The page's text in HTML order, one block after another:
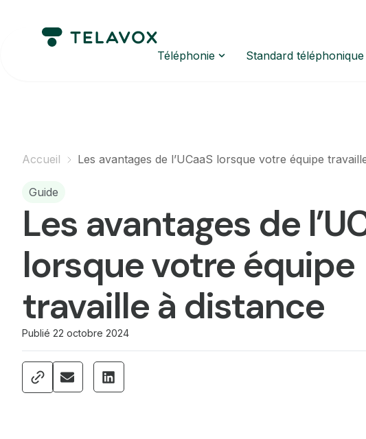
Téléphonie Standard téléphonique
Accueil Les avantages de l’UCaaS lorsque votre équipe
Guide
Les avantages de
lorsque votre équipe
travaille à distance
Publié 22 octobre 2024